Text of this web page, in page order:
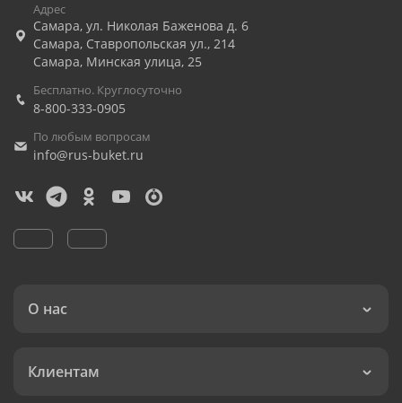
Адрес
Самара, ул. Николая Баженова д. 6
Самара, Ставропольская ул., 214
Самара, Минская улица, 25
Бесплатно. Круглосуточно
8-800-333-0905
По любым вопросам
info@rus-buket.ru
О нас
Клиентам